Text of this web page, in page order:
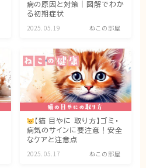
病の原因と対策｜図解でわか
る初期症状
2025.05.19 ねこの部屋
【猫 目やに 取り方】ゴミ・
病気のサインに要注意！安全
なケアと注意点
2025.05.17 ねこの部屋